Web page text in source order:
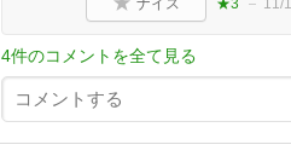
ナイス ★3 11/
4件のコメントを全て見る